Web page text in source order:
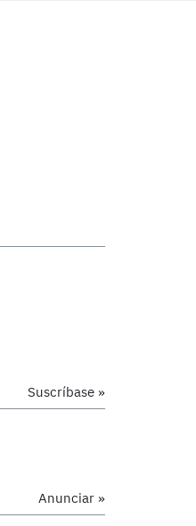
Suscríbase »
Anunciar »